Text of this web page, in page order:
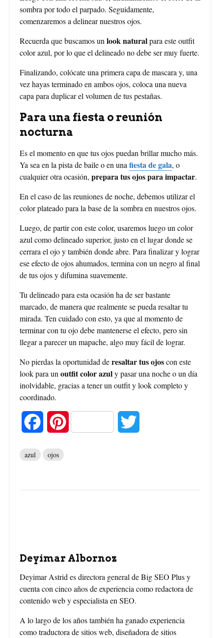
sombra por todo el parpado. Seguidamente,
comenzaremos a delinear nuestros ojos.
Recuerda que buscamos un look naturalpara este outfit
color azul, por lo que el delineado no debe ser muy fuerte.
Finalizando, colócate una primera capa de mascara y, una
vez hayas terminado en ambos ojos, coloca una nueva
capa para duplicar el volumen de tus pestañas.
Para una fiesta o reunión
nocturna
Es el momento en que tus ojos puedan brillar mucho más.
Ya sea en la pista de baile o en una fiesta de gala, o
cualquier otra ocasión, prepara tus ojos para impactar.
En el caso de las reuniones de noche, debemos utilizar el
color plateado para la base de la sombra en nuestros ojos.
Luego, de partir con este color, usaremos luego un color
azul como delineado superior, justo en el lugar donde se
cerrara el ojo y también donde abre. Para finalizar y lograr
ese efecto de ojos ahumados, termina con un negro al final
de tus ojos y difumina suavemente.
Tu delineado para esta ocasión ha de ser bastante
marcado, de manera que realmente se pueda resaltar tu
mirada. Ten cuidado con esto, ya que al momento de
terminar con tu ojo debe mantenerse el efecto, pero sin
llegar a parecer un mapache, algo muy fácil de lograr.
No pierdas la oportunidad deresaltar tus ojoscon este
look para un outfit color azuly pasar una noche o un día
inolvidable, gracias a tener un outfit y look completo y
coordinado.
P
t
azul ojos
Deyimar Albornoz
Deyimar Astrid es directora general de Big SEO Plus y
cuenta con cinco años de experiencia como redactora de
contenido web y especialista en SEO.
A lo largo de los años también ha ganado experiencia
como traductora de sitios web, diseñadora de sitios